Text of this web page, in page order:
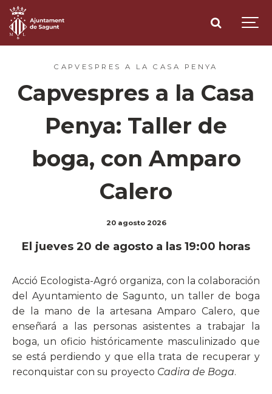
CAPVESPRES A LA CASA PENYA
Capvespres a la Casa
Penya: Taller de
boga, con Amparo
Calero
20 agosto 2026
El jueves 20 de agosto a las 19:00 horas
Acció Ecologista-Agró organiza, con la colaboración
del Ayuntamiento de Sagunto, un taller de boga
de la mano de la artesana Amparo Calero, que
enseñará a las personas asistentes a trabajar la
boga, un oficio históricamente masculinizado que
se está perdiendo y que ella trata de recuperar y
reconquistar con su proyecto Cadira de Boga.